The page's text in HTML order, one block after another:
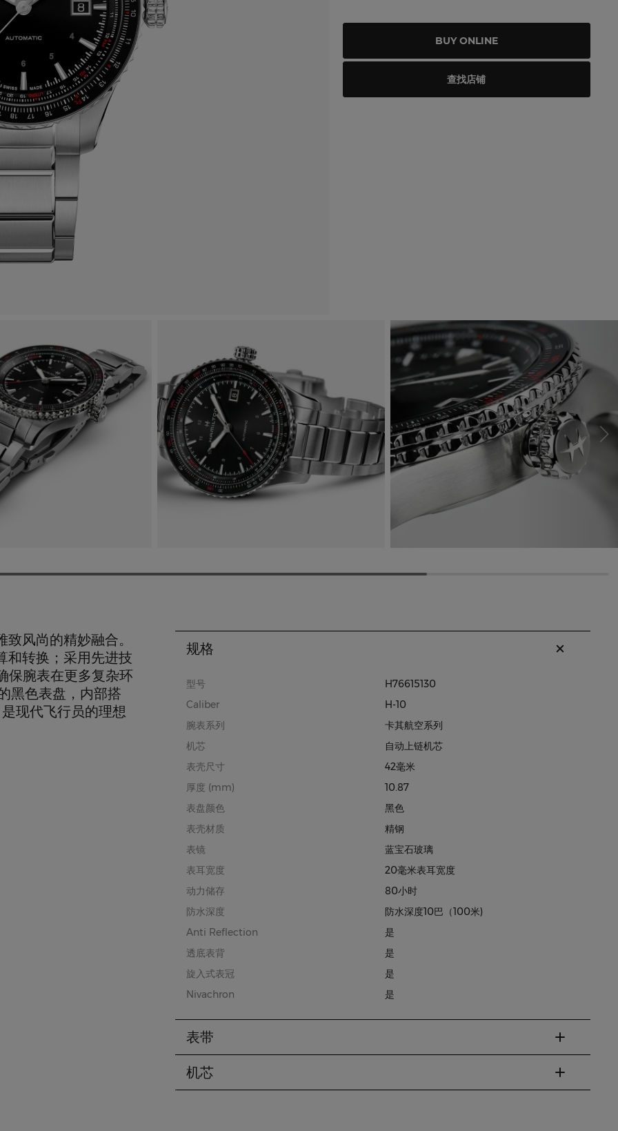
BUY ONLINE
查找店铺
风尚的精妙融合。
和转换；采用先进技
腕表在更多复杂环
黑色表盘，内部搭
现代飞行员的理想
规格
型号
H76615130
Caliber
H-10
腕表系列
卡其航空系列
机芯
自动上链机芯
表壳尺寸
42毫米
厚度 (mm)
10.87
表盘颜色
黑色
表壳材质
精钢
表镜
蓝宝石玻璃
表耳宽度
20毫米表耳宽度
动力储存
80小时
防水深度
防水深度10巴（100米)
Anti Reflection
是
透底表背
是
旋入式表冠
是
Nivachron
是
表带
机芯